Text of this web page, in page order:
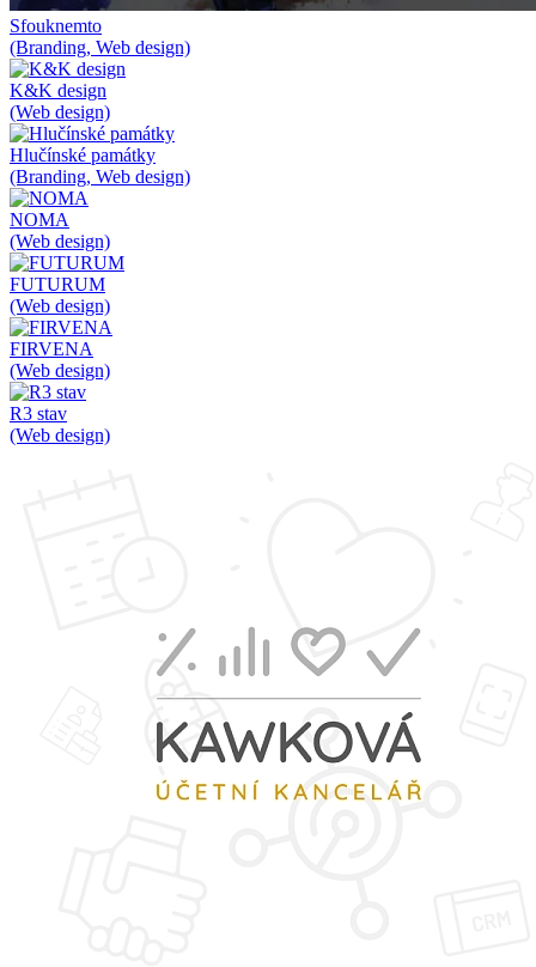
Sfouknemto
(Branding, Web design)
K&K design
(Web design)
Hlučínské památky
(Branding, Web design)
NOMA
(Web design)
FUTURUM
(Web design)
FIRVENA
(Web design)
R3 stav
(Web design)